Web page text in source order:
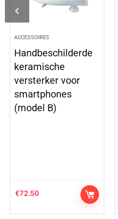
ACCESSOIRES
Handbeschilderde
keramische
versterker voor
smartphones
(model B)
€72.50